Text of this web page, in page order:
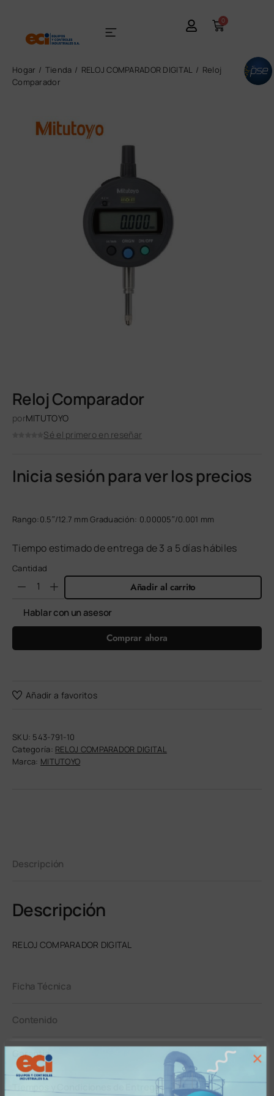
0
Hogar Tienda RELOJ COMPARADOR DIGITAL
Reloj
Comparador
Reloj Comparador
porMITUTOYO
Sé el primero en reseñar
Inicia sesión para ver los precios
Rango:0.5″/12.7 mm Graduación: 0.00005″/0.001 mm
Tiempo estimado de entrega de 3 a 5 días hábiles
Cantidad
Añadir al carrito
Hablar con un asesor
Comprar ahora
Añadir a favoritos
SKU: 543-791-10
Categoría: RELOJ COMPARADOR DIGITAL
Marca: MITUTOYO
Descripción
Descripción
RELOJ COMPARADOR DIGITAL
Ficha Técnica
Contenido
Garantía
Tiempos y Condiciones de Entrega
×